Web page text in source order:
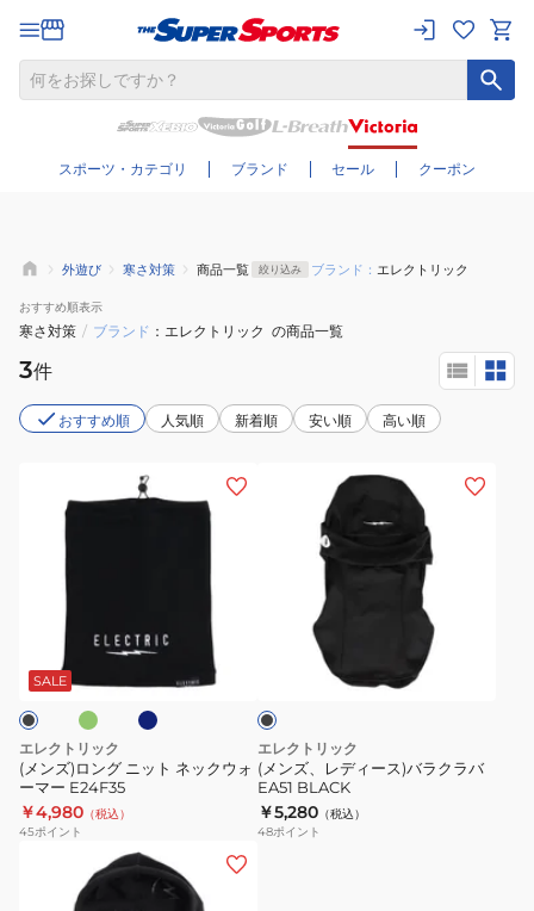
スポーツ・カテゴリ ブランド セール クーポン
さらに絞り込む
外遊び 寒さ対策 商品一覧 絞り込み ブランド： エレクトリック
おすすめ順表示
寒さ対策 / ブランド エレクトリック の商品一覧
3件
おすすめ順 人気順 新着順 安い順 高い順
ッ
ト
ネ
ッ
ク
ウ
SALE
ネ
ビ
エレクトリック
(メンズ)ロング ニット ネックウォ
ーマー E24F35
￥4,980 （税込）
45ポイント
バ
ラ
ク
ラ
バ
ブ
ッ
エレクトリック
(メンズ、レディース)バラクラバ
EA51 BLACK
￥5,280 （税込）
48ポイント